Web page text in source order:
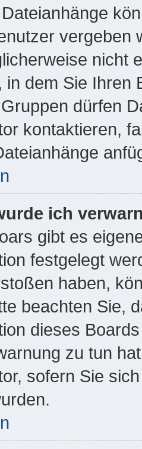
vergeben
nicht
in dem Sie Ihren
dürfen
kontaktieren,
ich
gibt es
festgelegt
haben,
beachten Sie,
dieses
zu tun
sofern Sie